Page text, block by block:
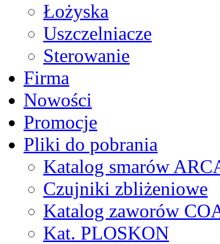
Łożyska
Uszczelniacze
Sterowanie
Firma
Nowości
Promocje
Pliki do pobrania
Katalog smarów
Czujniki zbliżeniowe
Katalog zaworów
Kat. PLOSKON